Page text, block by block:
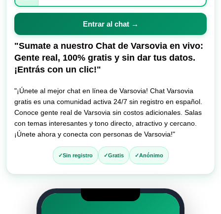
apodo
para
entrar
al
Entrar al chat →
"Sumate a nuestro Chat de Varsovia en vivo:
Gente real, 100% gratis y sin dar tus datos.
¡Entrás con un clic!"
"¡Únete al mejor chat en línea de Varsovia! Chat Varsovia
gratis es una comunidad activa 24/7 sin registro en español.
Conoce gente real de Varsovia sin costos adicionales. Salas
con temas interesantes y tono directo, atractivo y cercano.
¡Únete ahora y conecta con personas de Varsovia!"
Sin registro Gratis Anónimo